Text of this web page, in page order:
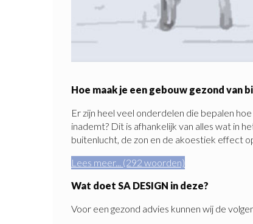
Hoe maak je een gebouw gezond van
Er zijn heel veel onderdelen die bepalen
inademt? Dit is afhankelijk van alles wat in
buitenlucht, de zon en de akoestiek effect
Lees meer... (292 woorden)
Wat doet SA DESIGN in deze?
Voor een gezond advies kunnen wij de